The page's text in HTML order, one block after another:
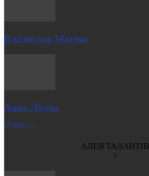
Владислав Матяш
Анна Лісова
| Більше →
АЛЕЯ ТАЛАНТІВ